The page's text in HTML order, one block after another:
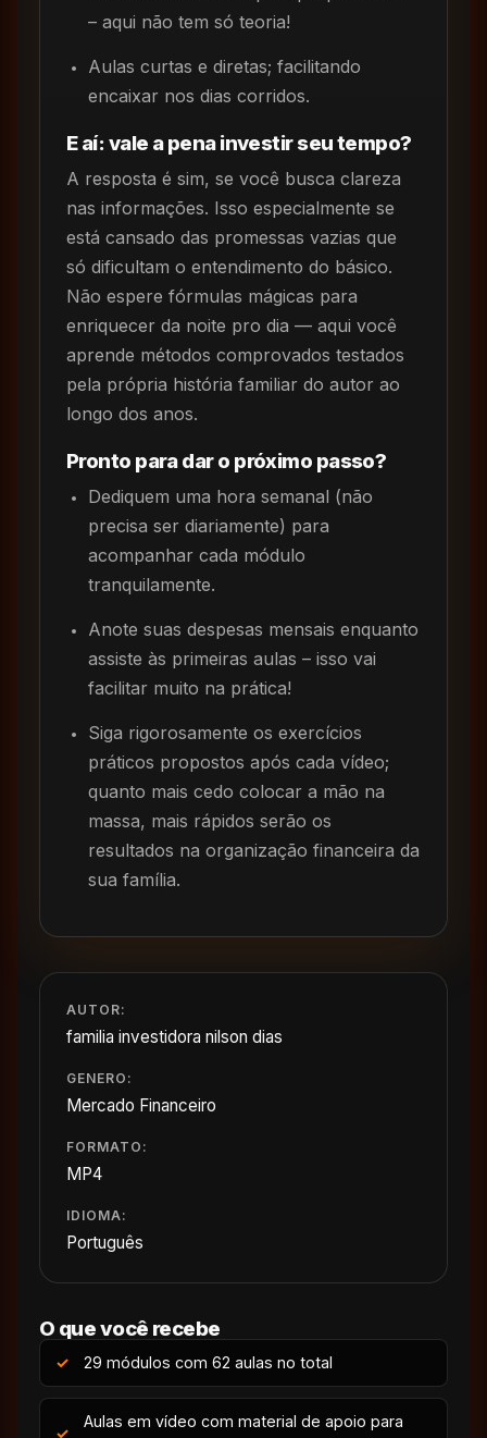
– aqui não tem só teoria!
Aulas curtas e diretas; facilitando
encaixar nos dias corridos.
E aí: vale a pena investir seu tempo?
A resposta é sim, se você busca clareza
nas informações. Isso especialmente se
está cansado das promessas vazias que
só dificultam o entendimento do básico.
Não espere fórmulas mágicas para
enriquecer da noite pro dia — aqui você
aprende métodos comprovados testados
pela própria história familiar do autor ao
longo dos anos.
Pronto para dar o próximo passo?
Dediquem uma hora semanal (não
precisa ser diariamente) para
acompanhar cada módulo
tranquilamente.
Anote suas despesas mensais enquanto
assiste às primeiras aulas – isso vai
facilitar muito na prática!
Siga rigorosamente os exercícios
práticos propostos após cada vídeo;
quanto mais cedo colocar a mão na
massa, mais rápidos serão os
resultados na organização financeira da
sua família.
AUTOR:
familia investidora nilson dias
GENERO:
Mercado Financeiro
FORMATO:
MP4
IDIOMA:
Português
O que você recebe
29 módulos com 62 aulas no total
Aulas em vídeo com material de apoio para